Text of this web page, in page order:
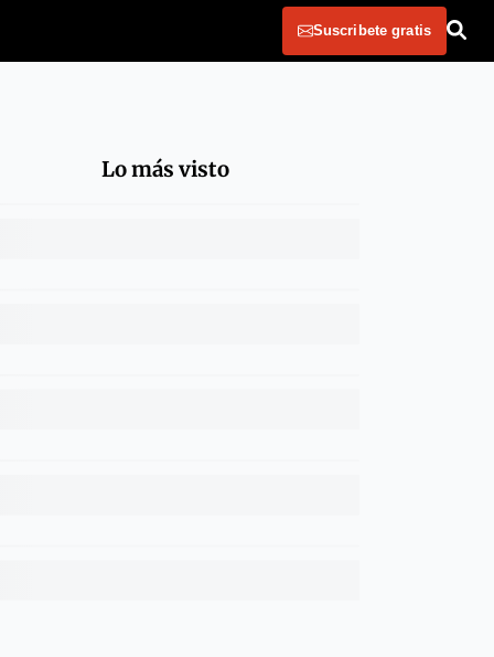
Suscribete gratis
Lo más visto